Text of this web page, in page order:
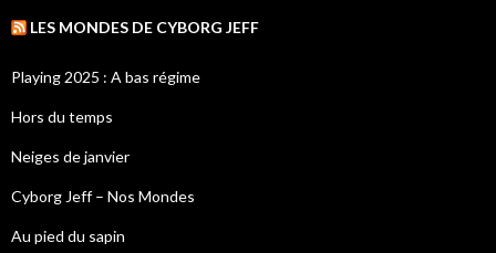
LES MONDES DE CYBORG JEFF
Playing 2025 : A bas régime
Hors du temps
Neiges de janvier
Cyborg Jeff – Nos Mondes
Au pied du sapin